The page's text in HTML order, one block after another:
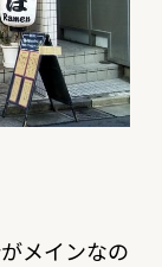
メインなの